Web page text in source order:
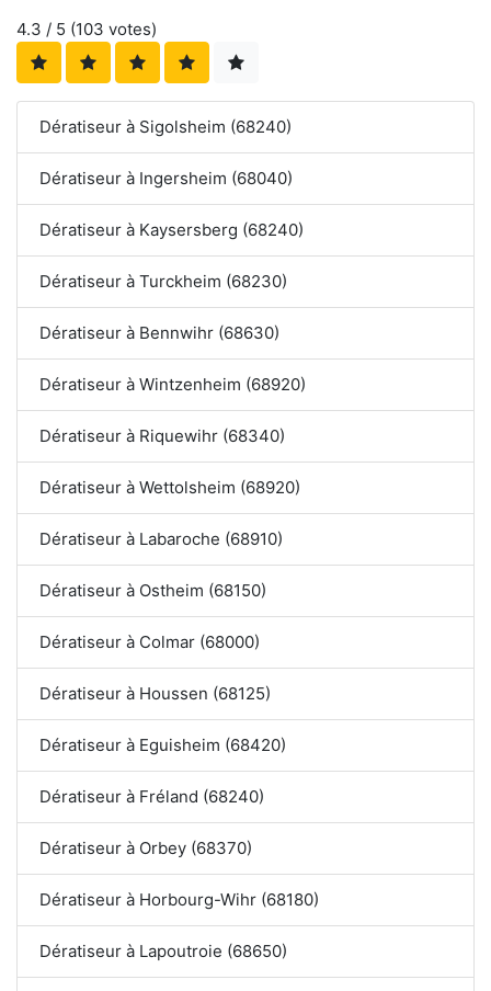
4.3 / 5 (103 votes)
Dératiseur à Sigolsheim (68240)
Dératiseur à Ingersheim (68040)
Dératiseur à Kaysersberg (68240)
Dératiseur à Turckheim (68230)
Dératiseur à Bennwihr (68630)
Dératiseur à Wintzenheim (68920)
Dératiseur à Riquewihr (68340)
Dératiseur à Wettolsheim (68920)
Dératiseur à Labaroche (68910)
Dératiseur à Ostheim (68150)
Dératiseur à Colmar (68000)
Dératiseur à Houssen (68125)
Dératiseur à Eguisheim (68420)
Dératiseur à Fréland (68240)
Dératiseur à Orbey (68370)
Dératiseur à Horbourg-Wihr (68180)
Dératiseur à Lapoutroie (68650)